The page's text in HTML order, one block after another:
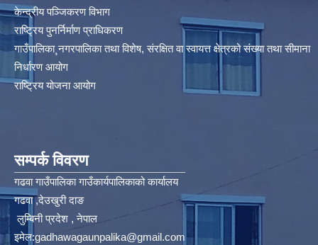
केन्द्रीय पञ्जिकरण विभाग
राष्ट्रिय पुनर्निर्माण प्राधिकरण
गाउँपालिका¸नगरपालिका तथा विशेष, संरक्षित वा स्वायत्त क्षेत्रको संख्या तथा सीमाना
निर्धारण आयोग​
राष्ट्रिय योजना आयोग
सम्पर्क विवरण
गढवा गाउँपालिका गाउँकार्यपालिकाको कार्यालय
गढवा ,देउखुरी दाङ
लुम्बिनी प्रदेश , नेपाल
इमेल:gadhawagaunpalika@gmail.com